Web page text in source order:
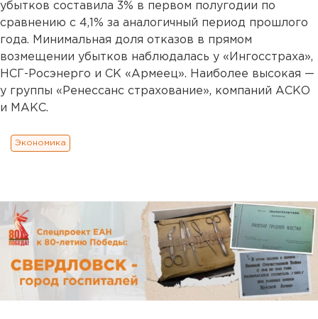
убытков составила 3% в первом полугодии по
сравнению с 4,1% за аналогичный период прошлого
года. Минимальная доля отказов в прямом
возмещении убытков наблюдалась у «Ингосстраха»,
НСГ-Росэнерго и СК «Армеец». Наиболее высокая —
у группы «Ренессанс страхование», компаний АСКО
и МАКС.
Экономика